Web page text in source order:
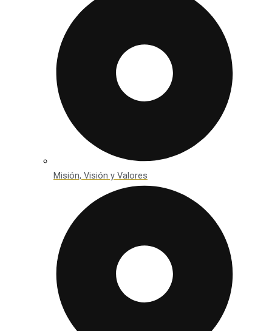
Misión, Visión y Valores